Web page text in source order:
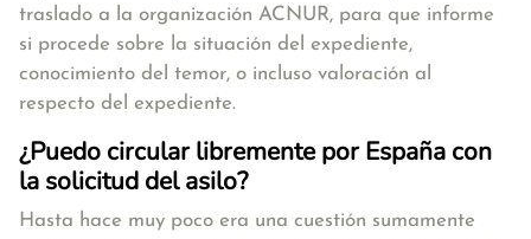
traslado a la organización ACNUR, para que informe
si procede sobre la situación del expediente,
conocimiento del temor, o incluso valoración al
respecto del expediente.
¿Puedo circular libremente por España con
la solicitud del asilo?
Hasta hace muy poco era una cuestión sumamente